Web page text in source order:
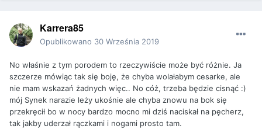
Karrera85
Opublikowano 30 Września 2019
No właśnie z tym porodem to rzeczywiście może być różnie. Ja
szczerze mówiąc tak się boję, że chyba wolałabym cesarke, ale
nie mam wskazań żadnych więc.. No cóż, trzeba będzie cisnąć :)
mój Synek narazie leży ukośnie ale chyba znowu na bok się
przekręcił bo w nocy bardzo mocno mi dziś naciskał na pęcherz,
tak jakby uderzał rączkami i nogami prosto tam.